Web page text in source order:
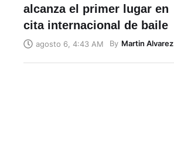
alcanza el primer lugar en
cita internacional de baile
agosto 6, 4:43 AM By Martin Alvarez